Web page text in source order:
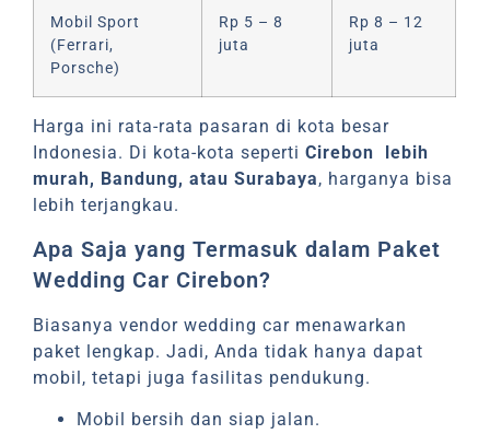
Mobil Sport
(Ferrari,
Porsche)
Rp 5 – 8
juta
Rp 8 – 12
juta
Harga ini rata-rata pasaran di kota besar
Indonesia. Di kota-kota sepertiCirebon lebih
murah, Bandung, atau Surabaya, harganya bisa
lebih terjangkau.
Apa Saja yang Termasuk dalam Paket
Wedding Car Cirebon?
Biasanya vendor wedding car menawarkan
paket lengkap. Jadi, Anda tidak hanya dapat
mobil, tetapi juga fasilitas pendukung.
Mobil bersih dan siap jalan.